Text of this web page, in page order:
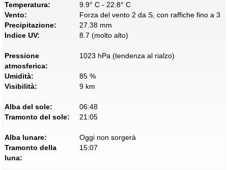
Temperatura:
9.9° C - 22.8° C
Vento:
Forza del vento 2 da S, con raffiche fino a 3
Precipitazione:
27.38 mm
Indice UV:
8.7 (molto alto)
Pressione
atmosferica:
1023 hPa (tendenza al rialzo)
Umidità:
85 %
Visibilità:
9 km
Alba del sole:
06:48
Tramonto del sole:
21:05
Alba lunare:
Oggi non sorgerà
Tramonto della
luna:
15:07